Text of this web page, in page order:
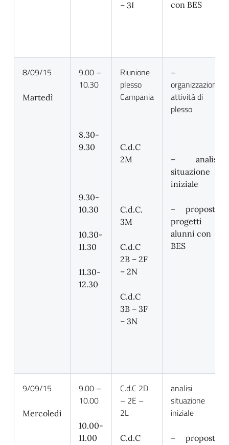
– 3I con BES
8/09/15
Martedì
9.00 –
10.30
8.30-
9.30
9.30-
10.30
10.30-
11.30
11.30-
12.30
Riunione
plesso
Campania
C.d.C
2M
C.d.C.
3M
C.d.C
2B – 2F
– 2N
C.d.C
3B – 3F
– 3N
–
organizzazione
attività di
plesso
– analisi
situazione
iniziale
– proposte
progetti
alunni con
BES
9/09/15
Mercoledì
9.00 –
10.00
10.00-
11.00
C.d.C 2D
– 2E –
2L
C.d.C
analisi
situazione
iniziale
– proposte